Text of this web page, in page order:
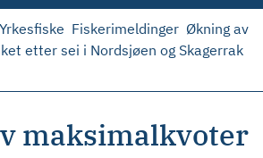
Yrkesfiske Fiskerimeldinger Økning av
etter sei i Nordsjøen og Skagerrak
maksimalkvoter